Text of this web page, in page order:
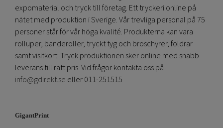
expomaterial och tryck till företag. Ett tryckeri online på
nätet med produktion i Sverige. Vår trevliga personal på 75
personer står för vår höga kvalité. Produkterna kan vara
rolluper, banderoller, tryckt tyg och broschyrer, foldrar
samt visitkort. Tryck produktionen sker online med snabb
leverans till rätt pris. Vid frågor kontakta oss på
info@gdirekt.se eller 011-251515
GigantPrint